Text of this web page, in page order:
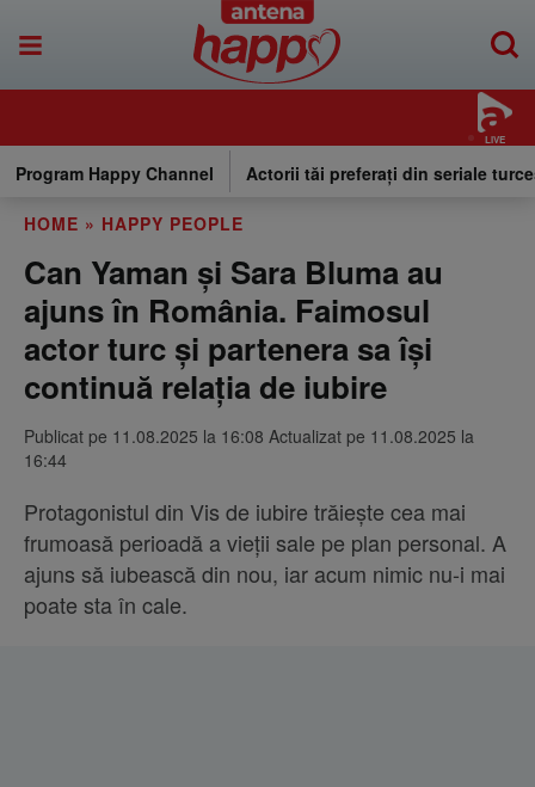
LIVE
Program Happy Channel Actorii tăi preferați din seriale
HOME » HAPPY PEOPLE
Can Yaman și Sara Bluma au
ajuns în România. Faimosul
actor turc și partenera sa își
continuă relația de iubire
Publicat pe 11.08.2025 la 16:08 Actualizat pe 11.08.2025 la
16:44
Protagonistul din Vis de iubire trăiește cea mai
frumoasă perioadă a vieții sale pe plan personal. A
ajuns să iubească din nou, iar acum nimic nu-i mai
poate sta în cale.